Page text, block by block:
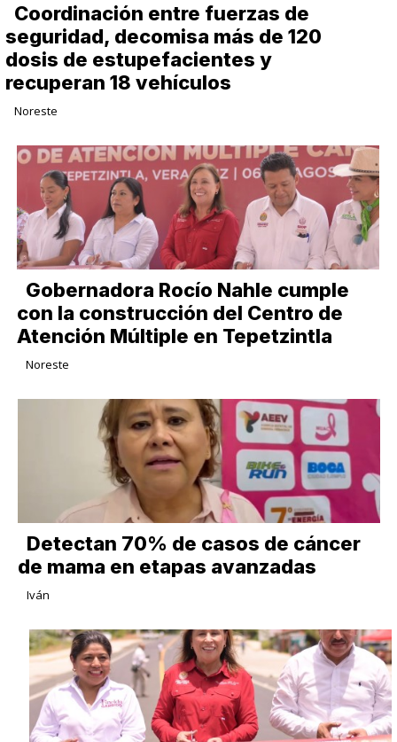
Coordinación entre fuerzas de
seguridad, decomisa más de 120
dosis de estupefacientes y
recuperan 18 vehículos
Noreste
Gobernadora Rocío Nahle cumple
con la construcción del Centro de
Atención Múltiple en Tepetzintla
Noreste
Detectan 70% de casos de cáncer
de mama en etapas avanzadas
Iván